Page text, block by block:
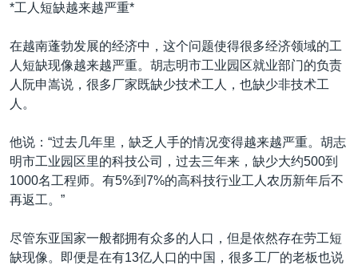
*工人短缺越来越严重*
在越南蓬勃发展的经济中，这个问题使得很多经济领域的工
人短缺现像越来越严重。胡志明市工业园区就业部门的负责
人阮申嵩说，很多厂家既缺少技术工人，也缺少非技术工
人。
他说：“过去几年里，缺乏人手的情况变得越来越严重。胡志
明市工业园区里的科技公司，过去三年来，缺少大约500到
1000名工程师。有5%到7%的高科技行业工人农历新年后不
再返工。”
尽管东亚国家一般都拥有众多的人口，但是依然存在劳工短
缺现像。即便是在有13亿人口的中国，很多工厂的老板也说